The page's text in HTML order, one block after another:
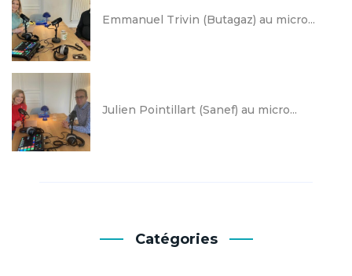
Emmanuel Trivin (Butagaz) au micro...
Julien Pointillart (Sanef) au micro...
Catégories